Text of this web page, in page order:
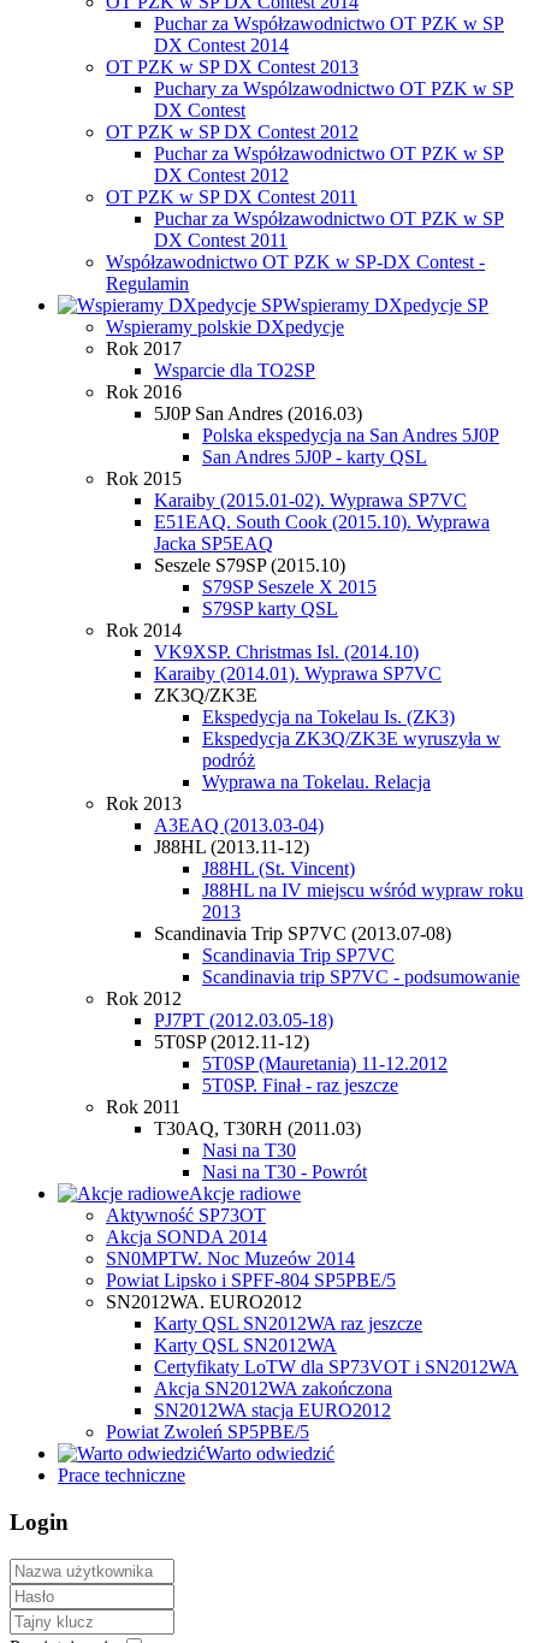
Puchar za Współzawodnictwo OT PZK w SP
DX Contest 2014
OT PZK w SP DX Contest 2013
Puchary za Wspólzawodnictwo OT PZK w SP
DX Contest
OT PZK w SP DX Contest 2012
Puchar za Współzawodnictwo OT PZK w SP
DX Contest 2012
OT PZK w SP DX Contest 2011
Puchar za Współzawodnictwo OT PZK w SP
DX Contest 2011
Współzawodnictwo OT PZK w SP-DX Contest -
Regulamin
Wspieramy DXpedycje SP
Wspieramy polskie DXpedycje
Rok 2017
Wsparcie dla TO2SP
Rok 2016
5J0P San Andres (2016.03)
Polska ekspedycja na San Andres 5J0P
San Andres 5J0P - karty QSL
Rok 2015
Karaiby (2015.01-02). Wyprawa SP7VC
E51EAQ. South Cook (2015.10). Wyprawa
Jacka SP5EAQ
Seszele S79SP (2015.10)
S79SP Seszele X 2015
S79SP karty QSL
Rok 2014
VK9XSP. Christmas Isl. (2014.10)
Karaiby (2014.01). Wyprawa SP7VC
ZK3Q/ZK3E
Ekspedycja na Tokelau Is. (ZK3)
Ekspedycja ZK3Q/ZK3E wyruszyła w
podróż
Wyprawa na Tokelau. Relacja
Rok 2013
A3EAQ (2013.03-04)
J88HL (2013.11-12)
J88HL (St. Vincent)
J88HL na IV miejscu wśród wypraw roku
2013
Scandinavia Trip SP7VC (2013.07-08)
Scandinavia Trip SP7VC
Scandinavia trip SP7VC - podsumowanie
Rok 2012
PJ7PT (2012.03.05-18)
5T0SP (2012.11-12)
5T0SP (Mauretania) 11-12.2012
5T0SP. Finał - raz jeszcze
Rok 2011
T30AQ, T30RH (2011.03)
Nasi na T30
Nasi na T30 - Powrót
Akcje radiowe
Aktywność SP73OT
Akcja SONDA 2014
SN0MPTW. Noc Muzeów 2014
Powiat Lipsko i SPFF-804 SP5PBE/5
SN2012WA. EURO2012
Karty QSL SN2012WA raz jeszcze
Karty QSL SN2012WA
Certyfikaty LoTW dla SP73VOT i SN2012WA
Akcja SN2012WA zakończona
SN2012WA stacja EURO2012
Powiat Zwoleń SP5PBE/5
Warto odwiedzić
Prace techniczne
Login